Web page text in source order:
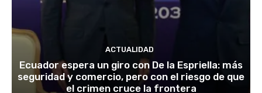
ACTUALIDAD
Ecuador espera un giro con De la Espriella: más
seguridad y comercio, pero con el riesgo de que
el crimen cruce la frontera